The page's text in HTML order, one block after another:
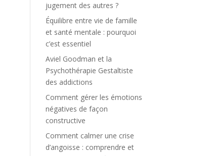
jugement des autres ?
Équilibre entre vie de famille
et santé mentale : pourquoi
c’est essentiel
Aviel Goodman et la
Psychothérapie Gestaltiste
des addictions
Comment gérer les émotions
négatives de façon
constructive
Comment calmer une crise
d’angoisse : comprendre et